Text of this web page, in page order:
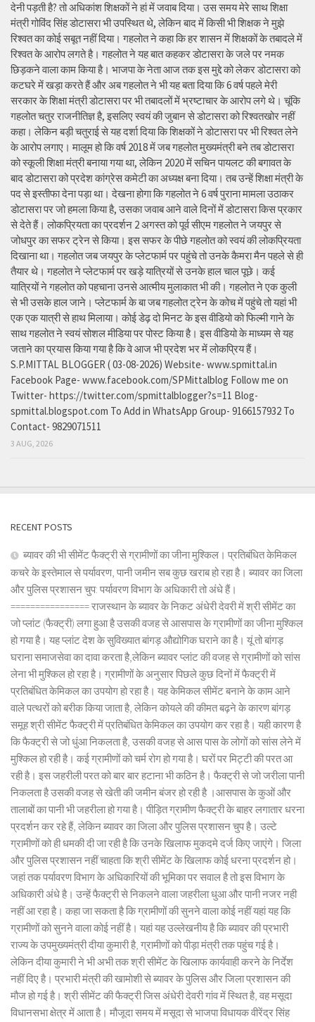
देनी पड़ती है? तो अधिकांश शिक्षकों ने हां में जवाब दिया। उस समय मेरे साथ शिक्षा
मंत्री गोविंद सिंह डोटासरा भी उपस्थित थे, लेकिन बाद में किसी भी शिक्षक ने मुझे
रिश्वत का कोई सबूत नहीं दिया। गहलोत ने कहा कि हर शासन में शिक्षकों के तबादले में
रिश्वत के आरोप लगते है। गहलोत ने यह बात कहकर डोटासरा के जले पर नमक
छिड़कने वाला काम किया है। भाजपा के नेता आज तक इस मुद्दे को लेकर डोटासरा को
कटघरे में खड़ा करते हैं और अब गहलोत ने भी यह बता दिया कि 6 वर्ष पहले मेरी
सरकार के शिक्षा मंत्री डोटासरा पर भी तबादलों में भ्रष्टाचार के आरोप लगे थे। चूंकि
गहलोत चतुर राजनीतिज्ञ है, इसलिए स्वयं की जुबान से डोटासरा को रिश्वतखोर नहीं
कहा। लेकिन बड़ी चतुराई से यह दर्शा दिया कि शिक्षकों ने डोटासरा पर भी रिश्वत लेने
के आरोप लगाए। मालूम हो कि वर्ष 2018 में जब गहलोत मुख्यमंत्री बने तब डोटासरा
को स्कूली शिक्षा मंत्री बनाया गया था, लेकिन 2020 में सचिन पायलट की बगावत के
बाद डोटासरा को प्रदेश कांग्रेस कमेटी का अध्यक्ष बना दिया। तब उन्हें शिक्षा मंत्री के
पद से इस्तीफा देना पड़ा था। देखना होगा कि गहलोत ने 6 वर्ष पुराना मामला उठाकर
डोटासरा पर जो हमला किया है, उसका जवाब आने वाले दिनों में डोटासरा किस प्रकार
से देते हैं। लोकप्रियता का प्रदर्शन 2 अगस्त को पूर्व सीएम गहलोत ने जयपुर से
जोधपुर का सफर ट्रेन से किया। इस सफर के पीछे गहलोत को स्वयं की लोकप्रियता
दिखाना था। गहलोत जब जयपुर के प्लेटफार्म पर पहुंचे तो उनके कैमरा मैन पहले से ही
तैयार थे। गहलोत ने प्लेटफार्म पर खड़े यात्रियों से उनके हाल चाल पूछे। कई
यात्रियों ने गहलोत को पहचाना उनसे आत्मीय मुलाकात भी की। गहलोत ने एक कुली
से भी उसके हाल जाने। प्लेटफार्म के बा जब गहलोत ट्रेन के कोच में पहुंचे तो यहां भी
एक एक यात्री से हाथ मिलाया। कोई डेढ़ दो मिनट के इस वीडियो को फिल्मी गाने के
साथ गहलोत ने स्वयं सोशल मीडिया पर पोस्ट किया है। इस वीडियो के माध्यम से यह
जताने का प्रयास किया गया है कि वे आज भी प्रदेश भर में लोकप्रिय हैं।
S.P.MITTAL BLOGGER ( 03-08-2026) Website- www.spmittal.in
Facebook Page- www.facebook.com/SPMittalblog Follow me on
Twitter- https://twitter.com/spmittalblogger?s=11 Blog-
spmittal.blogspot.com To Add in WhatsApp Group- 9166157932 To
Contact- 9829071511
3 AUG, 2026
RECENT POSTS
ब्यावर की भी सीमेंट फैक्ट्री से ग्रामीणों का जीना मुश्किल। प्रतिबंधित केमिकल
कचरे के इस्तेमाल से पर्यावरण, पानी जमीन सब कुछ खराब हो रहा है। ब्यावर का जिला
और पुलिस प्रशासन चुप: पर्यावरण विभाग के अधिकारी तो अंधे हैं।
================ राजस्थान के ब्यावर के निकट अंधेरी देवरी में श्री सीमेंट का
जो प्लांट (फैक्ट्री) लगा हुआ है उसकी वजह से आसपास के ग्रामीणों का जीना मुश्किल
हो गया है। यह प्लांट देश के सुविख्यात बांगड़ औद्योगिक घराने का है। यूं तो बांगड़
घराना समाजसेवा का दावा करता है,लेकिन ब्यावर प्लांट की वजह से ग्रामीणों को सांस
लेना भी मुश्किल हो रहा है। ग्रामीणों के अनुसार पिछले कुछ दिनों में फैक्ट्री में
प्रतिबंधित केमिकल का उपयोग हो रहा है। यह केमिकल सीमेंट बनाने के काम आने
वाले पत्थरों को बरीक किया जाता है, लेकिन कोयले की कीमत बढ़ने के कारण बांगड़
समूह श्री सीमेंट फैक्ट्री में प्रतिबंधित केमिकल का उपयोग कर रहा है। यही कारण है
कि फैक्ट्री से जो धुंआ निकलता है, उसकी वजह से आस पास के लोगों को सांस लेने में
मुश्किल हो रही है। कई ग्रामीणों को चर्म रोग हो गया है। घरों पर मिट्टी की परत आ
रही है। इस जहरीली परत को बार बार हटाना भी कठिन है। फैक्ट्री से जो जरीला पानी
निकलता है उसकी वजह से खेती की जमीन बंजर हो रही है ।आसपास के कुओं और
तालाबों का पानी भी जहरीला हो गया है। पीड़ित ग्रामीण फैक्ट्री के बाहर लगातार धरना
प्रदर्शन कर रहे हैं, लेकिन ब्यावर का जिला और पुलिस प्रशासन चुप है। उल्टे
ग्रामीणों को ही धमकी दी जा रही है कि उनके खिलाफ मुकदमे दर्ज किए जाएंगे। जिला
और पुलिस प्रशासन नहीं चाहता कि श्री सीमेंट के खिलाफ कोई धरना प्रदर्शन हो।
जहां तक पर्यावरण विभाग के अधिकारियों की भूमिका पर सवाल है तो इस विभाग के
अधिकारी अंधे है। उन्हें फैक्ट्री से निकलने वाला जहरीला धुआ और पानी नजर नही
नहीं आ रहा है। कहा जा सकता है कि ग्रामीणों की सुनने वाला कोई नहीं यहां यह कि
ग्रामीणों को सुनने वाला कोई नहीं है। यहां यह उल्लेखनीय है कि ब्यावर की प्रभारी
राज्य के उपमुख्यमंत्री दीया कुमारी है, ग्रामीणों को पीड़ा मंत्री तक पहुंच गई है।
लेकिन दीया कुमारी ने भी अभी तक श्री सीमेंट के खिलाफ कार्यवाही करने के निर्देश
नहीं दिए है। प्रभारी मंत्री की खामोशी से ब्यावर के पुलिस और जिला प्रशासन की
मौज हो गई है। श्री सीमेंट की फैक्ट्री जिस अंधेरी देवरी गांव में स्थित है, वह मसूदा
विधानसभा क्षेत्र में आता है। मौजूदा समय में मसूदा से भाजपा विधायक वीरेंद्र सिंह